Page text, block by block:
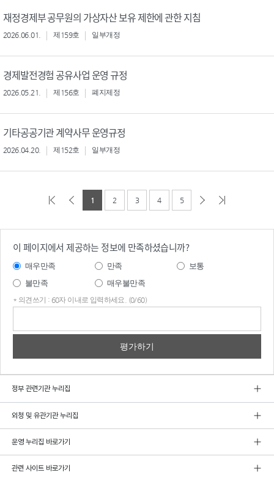
재정경제부 공무원의 가상자산 보유 제한에 관한 지침
2026.06.01. 제159호 일부개정
경제발전경험 공유사업 운영 규정
2026.05.21. 제156호 폐지제정
기타공공기관 계약사무 운영규정
2026.04.20. 제152호 일부개정
1 2 3 4 5
이 페이지에서 제공하는 정보에 만족하셨습니까?
매우만족 만족
보통
불만족
매우불만족
* 의견쓰기 : 60자 이내로 입력하세요. (0/60)
정부 관련기관 누리집
외청 및 유관기관 누리집
운영 누리집 바로가기
관련 사이트 바로가기